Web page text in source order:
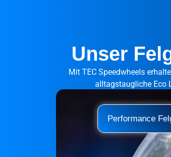
Unser
Mit TEC Speedwheels
alltagstaugliche Eco
Performance